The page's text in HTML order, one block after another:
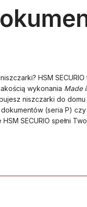
HSM
wykonania Made
niszczarki do domu
(seria P)
SECURIO spełni